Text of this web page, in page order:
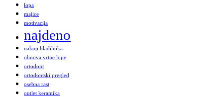
lopa
majice
motivacija
najdeno
nakup hladilnika
obnova vrtne lope
ortodont
ortodontski pregled
osebna rast
outlet keramika